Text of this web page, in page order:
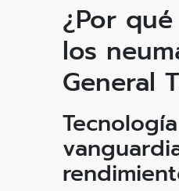
¿Por
los
General